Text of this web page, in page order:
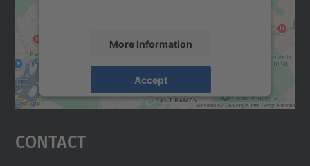
More Information
Accept
Usercentrics Consent
Contact